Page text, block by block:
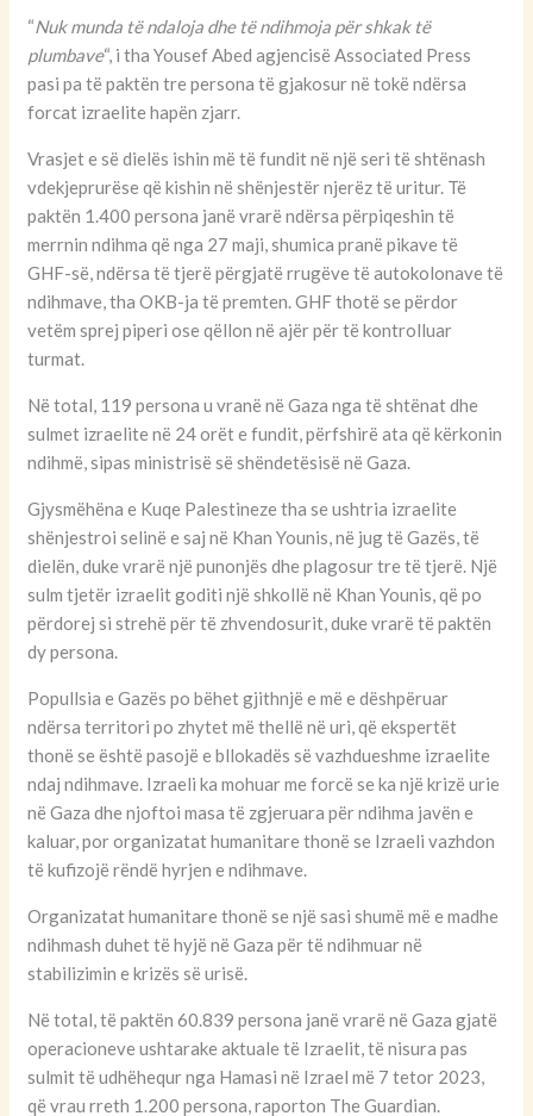
“Nuk munda të ndaloja dhe të ndihmoja për shkak të
plumbave“, i tha Yousef Abed agjencisë Associated Press
pasi pa të paktën tre persona të gjakosur në tokë ndërsa
forcat izraelite hapën zjarr.
Vrasjet e së dielës ishin më të fundit në një seri të shtënash
vdekjeprurëse që kishin në shënjestër njerëz të uritur. Të
paktën 1.400 persona janë vrarë ndërsa përpiqeshin të
merrnin ndihma që nga 27 maji, shumica pranë pikave të
GHF-së, ndërsa të tjerë përgjatë rrugëve të autokolonave të
ndihmave, tha OKB-ja të premten. GHF thotë se përdor
vetëm sprej piperi ose qëllon në ajër për të kontrolluar
turmat.
Në total, 119 persona u vranë në Gaza nga të shtënat dhe
sulmet izraelite në 24 orët e fundit, përfshirë ata që kërkonin
ndihmë, sipas ministrisë së shëndetësisë në Gaza.
Gjysmëhëna e Kuqe Palestineze tha se ushtria izraelite
shënjestroi selinë e saj në Khan Younis, në jug të Gazës, të
dielën, duke vrarë një punonjës dhe plagosur tre të tjerë. Një
sulm tjetër izraelit goditi një shkollë në Khan Younis, që po
përdorej si strehë për të zhvendosurit, duke vrarë të paktën
dy persona.
Popullsia e Gazës po bëhet gjithnjë e më e dëshpëruar
ndërsa territori po zhytet më thellë në uri, që ekspertët
thonë se është pasojë e bllokadës së vazhdueshme izraelite
ndaj ndihmave. Izraeli ka mohuar me forcë se ka një krizë urie
në Gaza dhe njoftoi masa të zgjeruara për ndihma javën e
kaluar, por organizatat humanitare thonë se Izraeli vazhdon
të kufizojë rëndë hyrjen e ndihmave.
Organizatat humanitare thonë se një sasi shumë më e madhe
ndihmash duhet të hyjë në Gaza për të ndihmuar në
stabilizimin e krizës së urisë.
Në total, të paktën 60.839 persona janë vrarë në Gaza gjatë
operacioneve ushtarake aktuale të Izraelit, të nisura pas
sulmit të udhëhequr nga Hamasi në Izrael më 7 tetor 2023,
që vrau rreth 1.200 persona, raporton The Guardian.